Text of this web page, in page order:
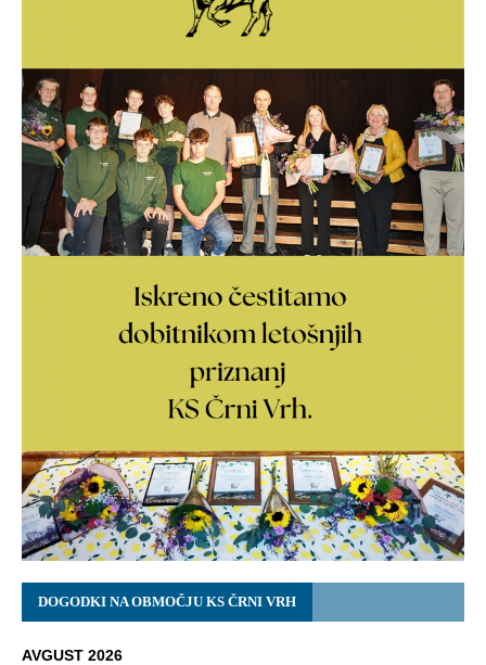
DOGODKI NA OBMOČJU KS ČRNI VRH
AVGUST 2026